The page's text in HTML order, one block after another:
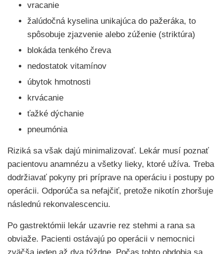
vracanie
žalúdočná kyselina unikajúca do pažeráka, to
spôsobuje zjazvenie alebo zúženie (striktúra)
blokáda tenkého čreva
nedostatok vitamínov
úbytok hmotnosti
krvácanie
ťažké dýchanie
pneumónia
Riziká sa však dajú minimalizovať. Lekár musí poznať
pacientovu anamnézu a všetky lieky, ktoré užíva. Treba
dodržiavať pokyny pri príprave na operáciu i postupy po
operácii. Odporúča sa nefajčiť, pretože nikotín zhoršuje
následnú rekonvalescenciu.
Po gastrektómii lekár uzavrie rez stehmi a rana sa
obviaže. Pacienti ostávajú po operácii v nemocnici